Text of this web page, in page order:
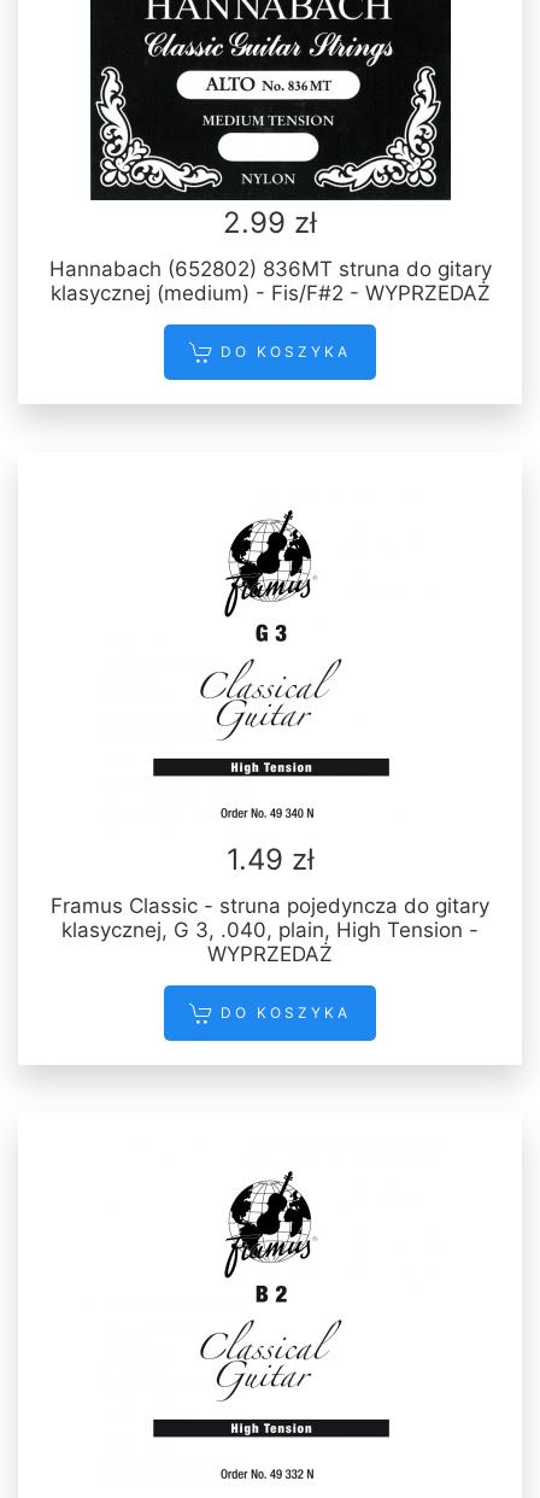
2.99 zł
Hannabach (652802) 836MT struna do gitary
klasycznej (medium) - Fis/F#2 - WYPRZEDAŻ
DO KOSZYKA
1.49 zł
Framus Classic - struna pojedyncza do gitary
klasycznej, G 3, .040, plain, High Tension -
WYPRZEDAŻ
DO KOSZYKA